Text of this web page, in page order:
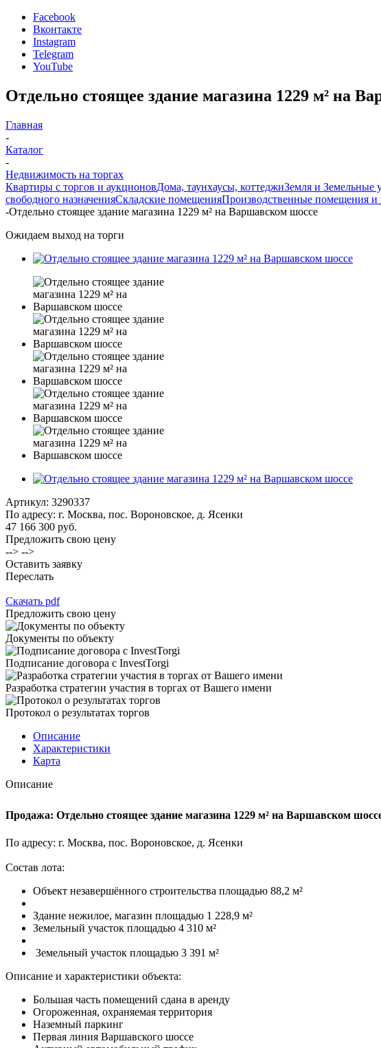
Facebook
Вконтакте
Instagram
Telegram
YouTube
Отдельно стоящее здание магазина 1229 м² на
Главная
-
Каталог
-
Недвижимость на торгах
Квартиры с торгов и аукционовДома, таунхаусы, коттеджиЗемля и Земельные
свободного назначенияСкладские помещенияПроизводственные помещения и
-Отдельно стоящее здание магазина 1229 м² на Варшавском шоссе
Ожидаем выход на торги
Артикул: 3290337
По адресу: г. Москва, пос. Вороновское, д. Ясенки
47 166 300 руб.
Предложить свою цену
--> -->
Оставить заявку
Переслать
Скачать pdf
Предложить свою цену
Документы по объекту
Подписание договора с InvestTorgi
Разработка стратегии участия в торгах от Вашего имени
Протокол о результатах торгов
Описание
Характеристики
Карта
Описание
Продажа: Отдельно стоящее здание магазина 1229 м² на Варшавском
По адресу: г. Москва, пос. Вороновское, д. Ясенки
Состав лота:
Объект незавершённого строительства площадью 88,2 м²
Здание нежилое, магазин площадью 1 228,9 м²
Земельный участок площадью 4 310 м²
Земельный участок площадью 3 391 м²
Описание и характеристики объекта:
Большая часть помещений сдана в аренду
Огороженная, охраняемая территория
Наземный паркинг
Первая линия Варшавского шоссе